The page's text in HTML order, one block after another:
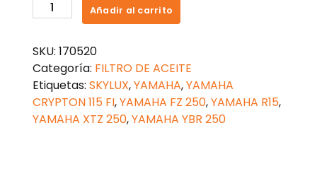
FILTRO
DE
R15/FZ
2.0
cantidad
Añadir al carrito
SKU: 170520
Categoría: FILTRO DE ACEITE
Etiquetas: SKYLUX,YAMAHA,YAMAHA
CRYPTON 115 FI,YAMAHA FZ 250,YAMAHA R15,
YAMAHA XTZ 250,YAMAHA YBR 250